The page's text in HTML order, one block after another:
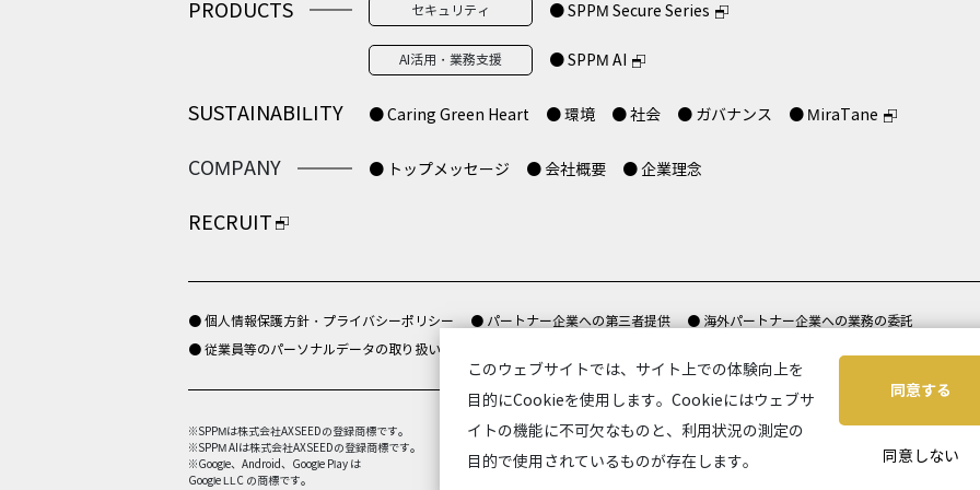
PRODUCTS セキュリティ ● SPPM Secure Series
AI活用・業務支援 ● SPPM AI
SUSTAINABILITY ● Caring Green Heart ● 環境 ● 社会 ● ガバナンス ● MiraTane
COMPANY ● トップメッセージ ● 会社概要 ● 企業理念
RECRUIT
● 個人情報保護方針・プライバシーポリシー ● パートナー企業への第三者提供
● 海外パートナー企業への業務の委託
● 従業員等のパーソナルデータの取り扱いについて
※SPPMは株式会社AXSEEDの登録商標です。
※SPPM AIは株式会社AXSEEDの登録商標です。
※Google、Android、Google Play は
Google LLC の商標です。
このウェブサイトでは、サイト上での体験向上を
目的にCookieを使用します。Cookieにはウェブサ
イトの機能に不可欠なものと、利用状況の測定の
目的で使用されているものが存在します。
同意する
同意しない